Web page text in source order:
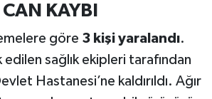
KAYBI
göre 3 kişi yaralandı.
sağlık ekipleri tarafından
Hastanesi’ne kaldırıldı. Ağır